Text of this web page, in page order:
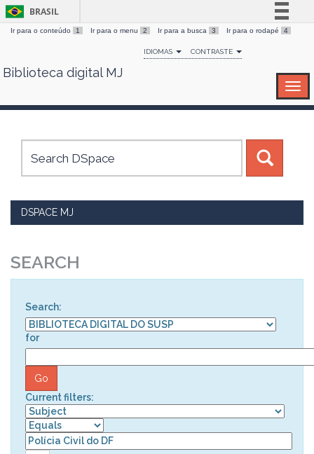
Skip
BRASIL
Simplifique!
Comunica BR
Canais
Ir para o conteúdo 1 Ir para o menu 2 Ir para a busca 3 Ir para o rodapé 4
IDIOMAS CONTRASTE
Biblioteca digital MJ
DSPACE MJ
SEARCH
Search:
for
Current filters: